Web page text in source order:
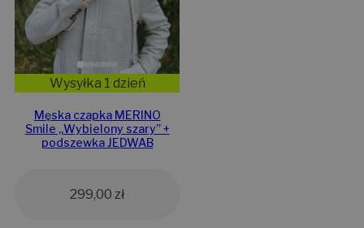
Wysyłka 1 dzień
Męska czapka MERINO
Smile „Wybielony szary” +
podszewka JEDWAB
299,00 zł